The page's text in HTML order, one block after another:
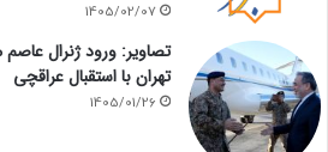
1405/02/07
تصاویر: ورود ژنرال عاصم
تهران با استقبال عراقچی
1405/01/26